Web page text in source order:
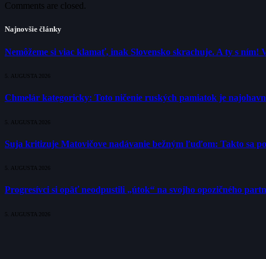
Comments are closed.
Najnovšie články
Nemôžeme si viac klamať, inak Slovensko skrachuje. A ty s
5. AUGUSTA 2026
Chmelár kategoricky: Toto ničenie ruských pamiatok je
5. AUGUSTA 2026
Suja kritizuje Matovičove nadávanie bežným ľuďom: Takto sa
5. AUGUSTA 2026
Progresívci si opäť neodpustili „útok“ na svojho opozičného
5. AUGUSTA 2026